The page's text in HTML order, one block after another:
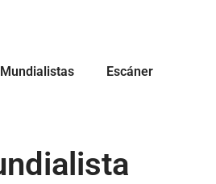
Escáner